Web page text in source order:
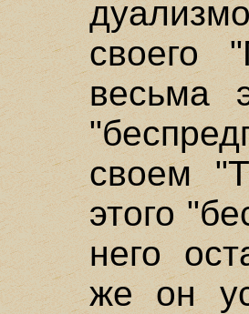
своего
весьма
своем
этого
него
же он